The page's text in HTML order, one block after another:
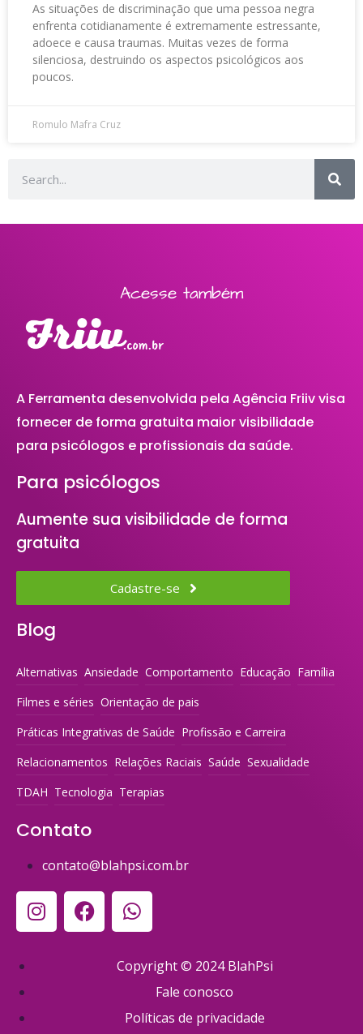
As situações de discriminação que uma pessoa negra
enfrenta cotidianamente é extremamente estressante,
adoece e causa traumas. Muitas vezes de forma
silenciosa, destruindo os aspectos psicológicos aos
poucos.
Romulo Mafra Cruz
Acesse também
A Ferramenta desenvolvida pela Agência Friiv visa
fornecer de forma gratuita maior visibilidade
para psicólogos e profissionais da saúde.
Para psicólogos
Aumente sua visibilidade de forma
gratuita
Cadastre-se
Blog
Alternativas Ansiedade Comportamento Educação Família
Filmes e séries Orientação de pais
Práticas Integrativas de Saúde Profissão e Carreira
Relacionamentos Relações Raciais Saúde Sexualidade
TDAH Tecnologia Terapias
Contato
contato@blahpsi.com.br
Copyright © 2024 BlahPsi
Fale conosco
Políticas de privacidade